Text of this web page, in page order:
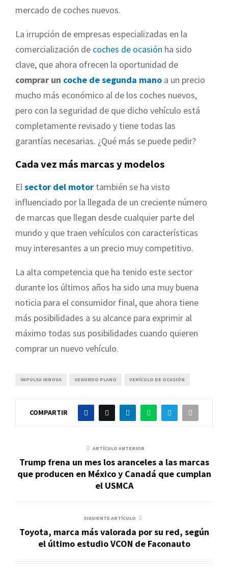
mercado de coches nuevos.
La irrupción de empresas especializadas en la
comercialización de coches de ocasión ha sido
clave, que ahora ofrecen la oportunidad de
comprar un coche de segunda mano a un precio
mucho más económico al de los coches nuevos,
pero con la seguridad de que dicho vehículo está
completamente revisado y tiene todas las
garantías necesarias. ¿Qué más se puede pedir?
Cada vez más marcas y modelos
Elsector del motor también se ha visto
influenciado por la llegada de un creciente número
de marcas que llegan desde cualquier parte del
mundo y que traen vehículos con características
muy interesantes a un precio muy competitivo.
La alta competencia que ha tenido este sector
durante los últimos años ha sido una muy buena
noticia para el consumidor final, que ahora tiene
más posibilidades a su alcance para exprimir al
máximo todas sus posibilidades cuando quieren
comprar un nuevo vehículo.
IMPULSA INNOVA SEGUNDO PLANO VEHÍCULO DE OCASIÓN
COMPARTIR
ARTÍCULO ANTERIOR
Trump frena un mes los aranceles a las marcas
que producen en México y Canadá que cumplan
el USMCA
SIGUIENTE ARTÍCULO
Toyota, marca más valorada por su red, según
el último estudio VCON de Faconauto